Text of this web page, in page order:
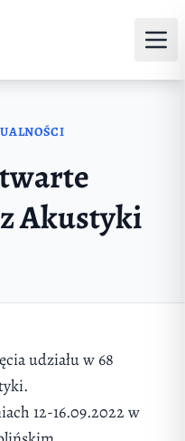
Akustyki
udziału w 68
12-16.09.2022 w